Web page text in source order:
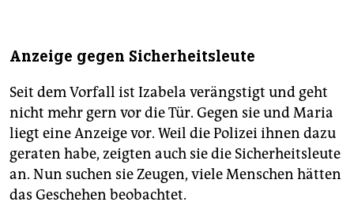
Anzeige gegen Sicherheitsleute
Seit dem Vorfall ist Izabela verängstigt und geht
nicht mehr gern vor die Tür. Gegen sie und Maria
liegt eine Anzeige vor. Weil die Polizei ihnen dazu
geraten habe, zeigten auch sie die Sicherheitsleute
an. Nun suchen sie Zeugen, viele Menschen hätten
das Geschehen beobachtet.